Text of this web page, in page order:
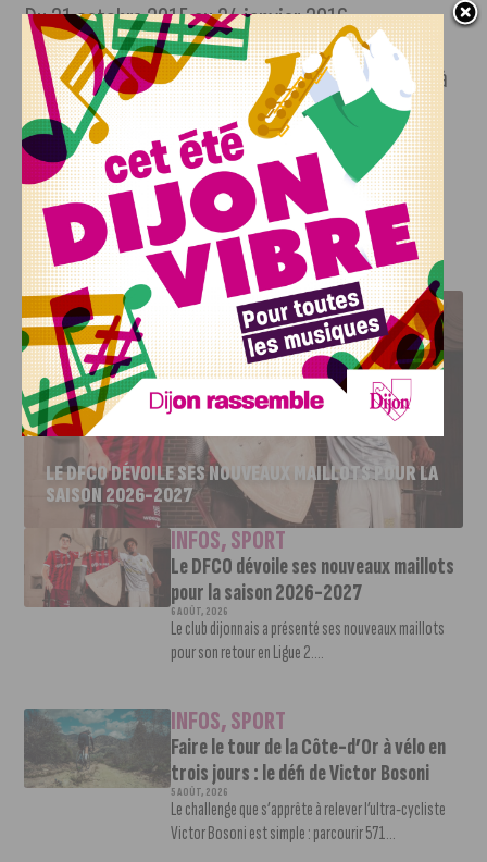
Du 31 octobre 2015 au 24 janvier 2016
Du mercredi au dimanche de 14h à 18h, le vendredi de 14h à
20h
Visites commentées gratuites le vendredi à 18h30, le
samedi et le dimanche à 16h
J'AIME LE DFCO
LE DFCO DÉVOILE SES NOUVEAUX MAILLOTS POUR LA
SAISON 2026-2027
INFOS,SPORT
Le DFCO dévoile ses nouveaux maillots
pour la saison 2026-2027
6 AOÛT, 2026
Le club dijonnais a présenté ses nouveaux maillots
pour son retour en Ligue 2....
INFOS,SPORT
Faire le tour de la Côte-d’Or à vélo en
trois jours : le défi de Victor Bosoni
5 AOÛT, 2026
Le challenge que s’apprête à relever l’ultra-cycliste
Victor Bosoni est simple : parcourir 571...